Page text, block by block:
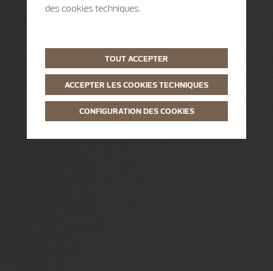
des cookies techniques.
TOUT ACCEPTER
ACCEPTER LES COOKIES TECHNIQUES
CONFIGURATION DES COOKIES